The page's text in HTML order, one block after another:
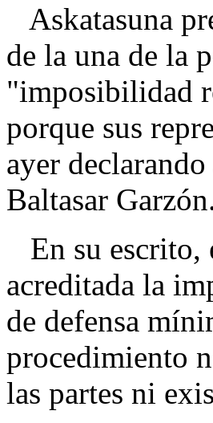
Askatasuna
de la una de la
"imposibilidad
porque sus
ayer
Baltasar
En su escrito,
acreditada la
de defensa
procedimiento
las partes ni